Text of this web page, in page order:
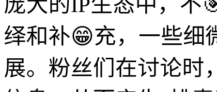
绎和补😁充，一些细
展。粉丝们在讨论时